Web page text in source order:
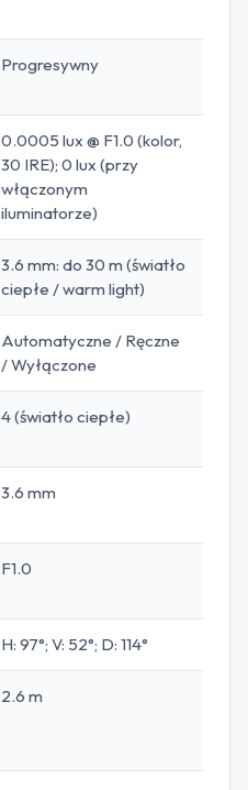
Progresywny
0.0005 lux @ F1.0 (kolor,
30 IRE); 0 lux (przy
włączonym
iluminatorze)
3.6 mm: do 30 m (światło
ciepłe / warm light)
Automatyczne / Ręczne
/ Wyłączone
4 (światło ciepłe)
3.6 mm
F1.0
H: 97°; V: 52°; D: 114°
2.6 m